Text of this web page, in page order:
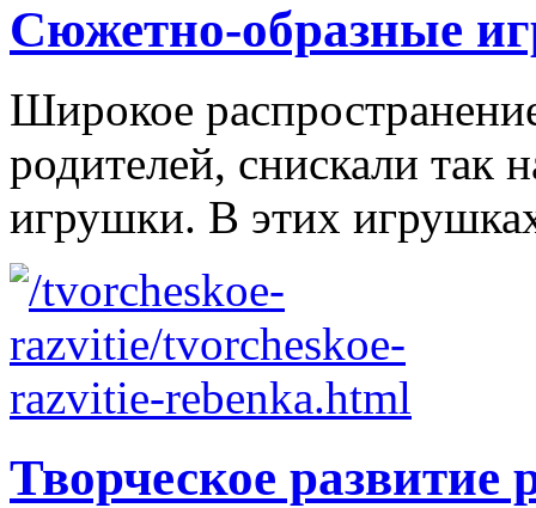
Сюжетно-образные
Широкое
родителей, снискали так
игрушки. В этих
Творческое развитие